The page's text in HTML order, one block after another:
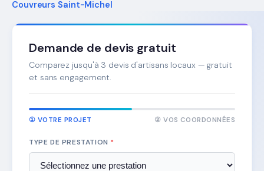
Couvreurs Saint-Michel
Demande de devis gratuit
Comparez jusqu'à 3 devis d'artisans locaux — gratuit
et sans engagement.
① VOTRE PROJET ② VOS COORDONNÉES
TYPE DE PRESTATION *